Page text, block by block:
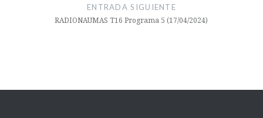
comutopíartv
ENTRADA SIGUIENTE
RADIONAUMAS T16 Programa 5 (17/04/2024)